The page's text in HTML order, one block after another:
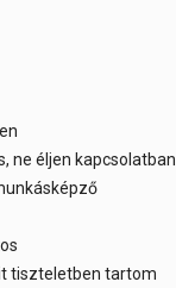
ne éljen kapcsolatban
tiszteletben tartom